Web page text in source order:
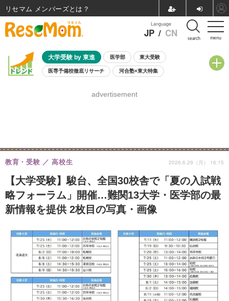
menu
Language
JP / CN search
大学受験 by 東進 医学部 東大受験
医専予備校徹底リサーチ 河合塾×東大特集
8月開催学校説明会・相談会
advertisement
【大学受験】駿台、全国30校舎で「夏の入試戦
略フォーラム」開催…難関13大学・医学部の最
新情報を提供 2枚目の写真・画像
教育・受験 高校生 2026.6.29（月） 16:15
リセマム メンバーズ